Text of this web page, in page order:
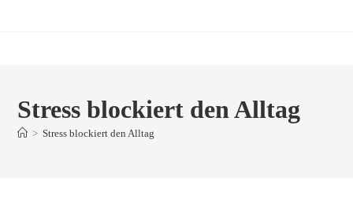
Stress blockiert den Alltag
> Stress blockiert den Alltag